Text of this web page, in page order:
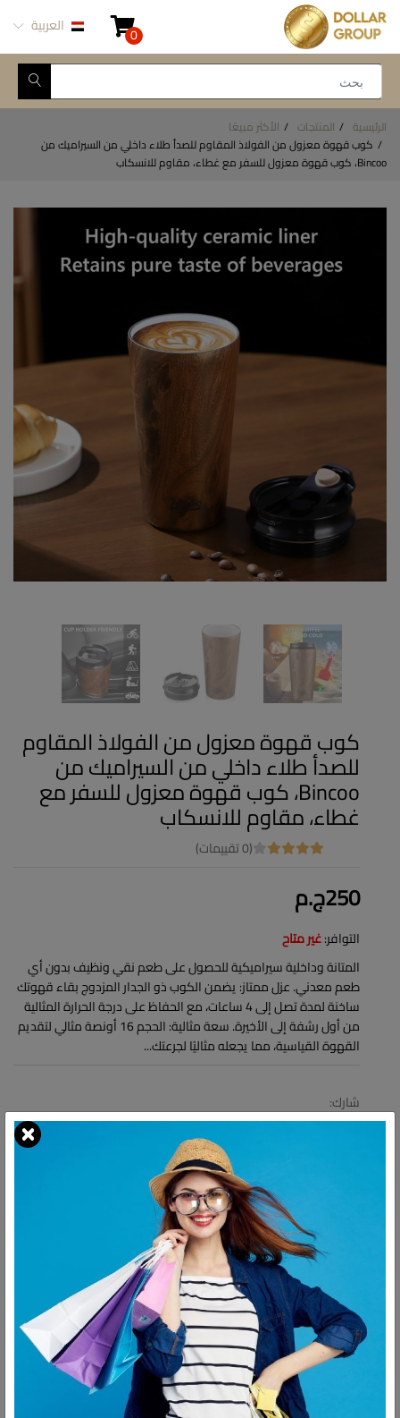
0 العربية
الرئيسية المنتجات
الأكثر مبيعًا
كوب قهوة معزول من الفولاذ المقاوم للصدأ طلاء داخلي من السيراميك من
Bincoo، كوب قهوة معزول للسفر مع غطاء، مقاوم للانسكاب
كوب قهوة معزول من الفولاذ المقاوم
للصدأ طلاء داخلي من السيراميك من
Bincoo، كوب قهوة معزول للسفر مع
غطاء، مقاوم للانسكاب
(0 تقييمات)
250ج.م
التوافر:غير متاح
المتانة وداخلية سيراميكية للحصول على طعم نقي ونظيف بدون أي
طعم معدني. عزل ممتاز: يضمن الكوب ذو الجدار المزدوج بقاء قهوتك
ساخنة لمدة تصل إلى 4 ساعات، مع الحفاظ على درجة الحرارة المثالية
من أول رشفة إلى الأخيرة. سعة مثالية: الحجم 16 أونصة مثالي لتقديم
القهوة القياسية، مما يجعله مثاليًا لجرعتك...
شارك:
المتانة وداخلية سيراميكية للحصول على طعم نقي ونظيف بدون
أي طعم معدني.
عزل ممتاز: يضمن الكوب ذو الجدار المزدوج بقاء قهوتك ساخنة
لمدة تصل إلى 4 ساعات، مع الحفاظ على درجة الحرارة المثالية من
أول رشفة إلى الأخيرة.
سعة مثالية: الحجم 16 أونصة مثالي لتقديم القهوة القياسية،
مما يجعله مثاليًا لجرعتك اليومية من القهوة دون أن يكون ضخمًا